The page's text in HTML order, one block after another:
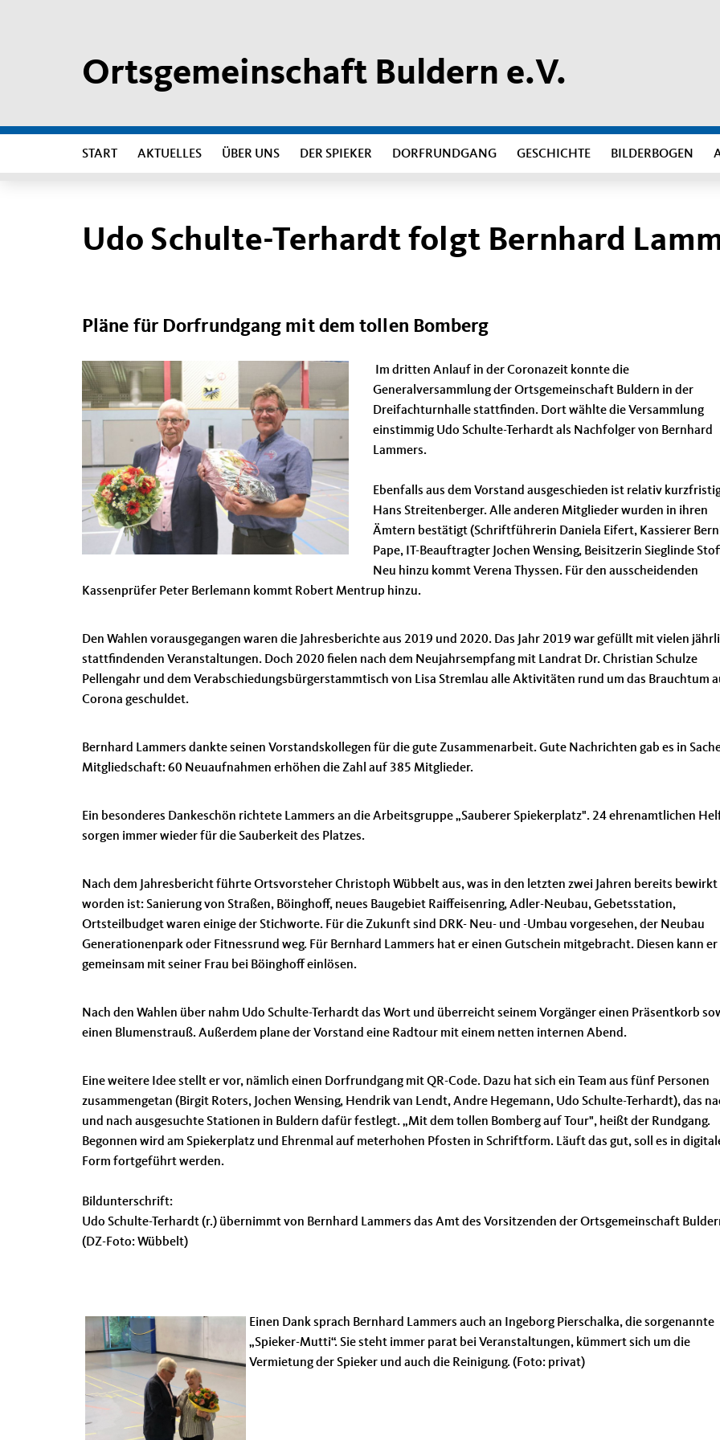
Ortsgemeinschaft Buldern e.V.
START AKTUELLES ÜBER UNS DER SPIEKER DORFRUNDGANG GESCHICHTE BILDERBOGEN
Udo Schulte-Terhardt folgt Bernhard
Pläne für Dorfrundgang mit dem tollen Bomberg
Im dritten Anlauf in der Coronazeit konnte die
Generalversammlung der Ortsgemeinschaft Buldern in der
Dreifachturnhalle stattfinden. Dort wählte die Versammlung
einstimmig Udo Schulte-Terhardt als Nachfolger von Bernhard
Lammers.
Ebenfalls aus dem Vorstand ausgeschieden ist relativ
Hans Streitenberger. Alle anderen Mitglieder wurden in ihren
Ämtern bestätigt (Schriftführerin Daniela Eifert, Kassierer
Pape, IT-Beauftragter Jochen Wensing, Beisitzerin Sieglinde
Neu hinzu kommt Verena Thyssen. Für den ausscheidenden
Kassenprüfer Peter Berlemann kommt Robert Mentrup hinzu.
Den Wahlen vorausgegangen waren die Jahresberichte aus 2019 und 2020. Das Jahr 2019 war gefüllt mit vielen
stattfindenden Veranstaltungen. Doch 2020 fielen nach dem Neujahrsempfang mit Landrat Dr. Christian Schulze
Pellengahr und dem Verabschiedungsbürgerstammtisch von Lisa Stremlau alle Aktivitäten rund um das Brauchtum
Corona geschuldet.
Bernhard Lammers dankte seinen Vorstandskollegen für die gute Zusammenarbeit. Gute Nachrichten gab es in
Mitgliedschaft: 60 Neuaufnahmen erhöhen die Zahl auf 385 Mitglieder.
Ein besonderes Dankeschön richtete Lammers an die Arbeitsgruppe „Sauberer Spiekerplatz". 24 ehrenamtlichen
sorgen immer wieder für die Sauberkeit des Platzes.
Nach dem Jahresbericht führte Ortsvorsteher Christoph Wübbelt aus, was in den letzten zwei Jahren bereits bewirkt
worden ist: Sanierung von Straßen, Böinghoff, neues Baugebiet Raiffeisenring, Adler-Neubau, Gebetsstation,
Ortsteilbudget waren einige der Stichworte. Für die Zukunft sind DRK- Neu- und -Umbau vorgesehen, der Neubau
Generationenpark oder Fitnessrund weg. Für Bernhard Lammers hat er einen Gutschein mitgebracht. Diesen kann er
gemeinsam mit seiner Frau bei Böinghoff einlösen.
Nach den Wahlen über nahm Udo Schulte-Terhardt das Wort und überreicht seinem Vorgänger einen Präsentkorb
einen Blumenstrauß. Außerdem plane der Vorstand eine Radtour mit einem netten internen Abend.
Eine weitere Idee stellt er vor, nämlich einen Dorfrundgang mit QR-Code. Dazu hat sich ein Team aus fünf Personen
zusammengetan (Birgit Roters, Jochen Wensing, Hendrik van Lendt, Andre Hegemann, Udo Schulte-Terhardt), das
und nach ausgesuchte Stationen in Buldern dafür festlegt. „Mit dem tollen Bomberg auf Tour", heißt der Rundgang.
Begonnen wird am Spiekerplatz und Ehrenmal auf meterhohen Pfosten in Schriftform. Läuft das gut, soll es in
Form fortgeführt werden.
Bildunterschrift:
Udo Schulte-Terhardt (r.) übernimmt von Bernhard Lammers das Amt des Vorsitzenden der Ortsgemeinschaft
(DZ-Foto: Wübbelt)
Einen Dank sprach Bernhard Lammers auch an Ingeborg Pierschalka, die sorgenannte
„Spieker-Mutti“. Sie steht immer parat bei Veranstaltungen, kümmert sich um die
Vermietung der Spieker und auch die Reinigung. (Foto: privat)